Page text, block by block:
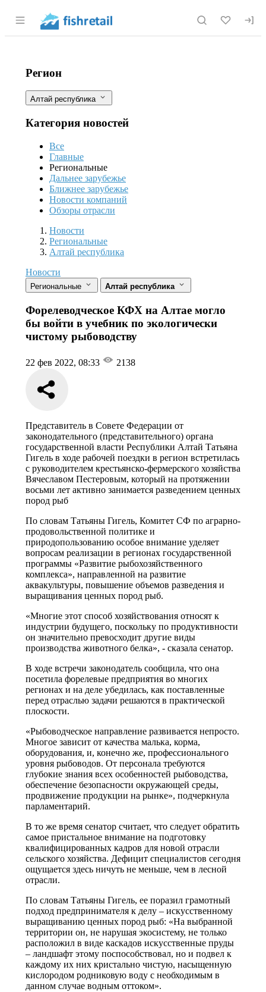
Раздел навигации по сайту fishretail.ru
Форелеводческое КФХ на Алтае
Фильтры
Регион
Алтай республика
Категория новостей
Все
Главные
Региональные
Дальнее зарубежье
Ближнее зарубежье
Новости компаний
Обзоры отрасли
Новости
Разделы
Новости
Региональные
Алтай республика
Новости
Региональные Алтай республика
Форелеводческое КФХ на Алтае могло
бы войти в учебник по экологически
чистому рыбоводству
22 фев 2022, 08:33 2138
Представитель в Совете Федерации от
законодательного (представительного) органа
государственной власти Республики Алтай Татьяна
Гигель в ходе рабочей поездки в регион встретилась
с руководителем крестьянско-фермерского хозяйства
Вячеславом Пестеровым, который на протяжении
восьми лет активно занимается разведением ценных
пород рыб
По словам Татьяны Гигель, Комитет СФ по аграрно-
продовольственной политике и
природопользованию особое внимание уделяет
вопросам реализации в регионах государственной
программы «Развитие рыбохозяйственного
комплекса», направленной на развитие
аквакультуры, повышение объемов разведения и
выращивания ценных пород рыб.
«Многие этот способ хозяйствования относят к
индустрии будущего, поскольку по продуктивности
он значительно превосходит другие виды
производства животного белка», - сказала сенатор.
В ходе встречи законодатель сообщила, что она
посетила форелевые предприятия во многих
регионах и на деле убедилась, как поставленные
перед отраслью задачи решаются в практической
плоскости.
«Рыбоводческое направление развивается непросто.
Многое зависит от качества малька, корма,
оборудования, и, конечно же, профессионального
уровня рыбоводов. От персонала требуются
глубокие знания всех особенностей рыбоводства,
обеспечение безопасности окружающей среды,
продвижение продукции на рынке», подчеркнула
парламентарий.
В то же время сенатор считает, что следует обратить
самое пристальное внимание на подготовку
квалифицированных кадров для новой отрасли
сельского хозяйства. Дефицит специалистов сегодня
ощущается здесь ничуть не меньше, чем в лесной
отрасли.
По словам Татьяны Гигель, ее поразил грамотный
подход предпринимателя к делу – искусственному
выращиванию ценных пород рыб: «На выбранной
территории он, не нарушая экосистему, не только
расположил в виде каскадов искусственные пруды
– ландшафт этому поспособствовал, но и подвел к
каждому их них кристально чистую, насыщенную
кислородом родниковую воду с необходимым в
данном случае водным оттоком».